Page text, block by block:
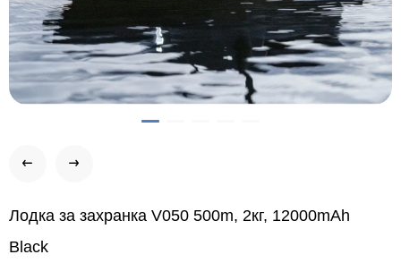
Лодка за захранка V050 500m, 2кг, 12000mAh
Black